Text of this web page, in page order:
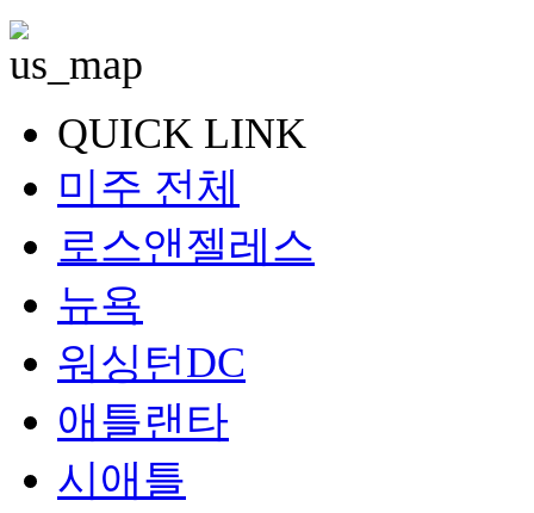
QUICK LINK
미주 전체
로스앤젤레스
뉴욕
워싱턴DC
애틀랜타
시애틀